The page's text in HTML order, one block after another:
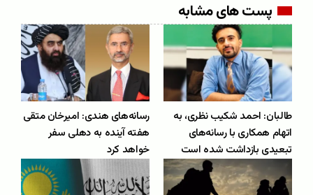
پست های مشابه
طالبان: احمد شکیب نظری، به
اتهام همکاری با رسانه‌های
تبعیدی بازداشت شده است
رسانه‌های هندی: امیرخان متقی
هفته آینده به دهلی سفر
خواهد کرد